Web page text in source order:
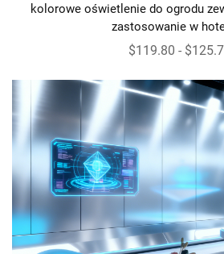
kolorowe oświetlenie do ogrodu
zastosowanie w
$119.80 -